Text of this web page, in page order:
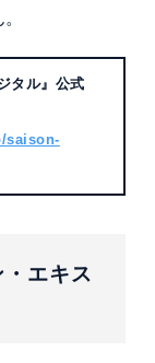
タル』公式
saison-
・エキス